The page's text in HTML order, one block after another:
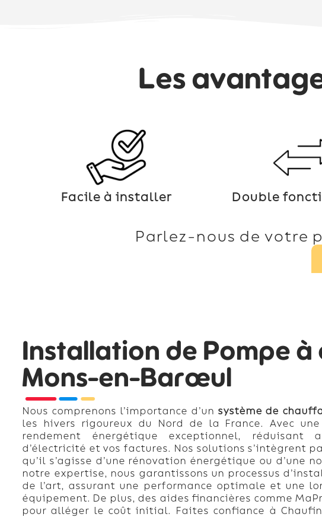
Les
Facile à installer Double
Parlez-nous de votre
Installation de Pompe à
Mons-en-Barœul
Nous comprenons l’importance d’un système de
les hivers rigoureux du Nord de la France. Avec une
rendement énergétique exceptionnel, réduisant
d’électricité et vos factures. Nos solutions s’intègrent
qu’il s’agisse d’une rénovation énergétique ou d’une
notre expertise, nous garantissons un processus
de l’art, assurant une performance optimale et une
équipement. De plus, des aides financières comme
pour alléger le coût initial. Faites confiance à